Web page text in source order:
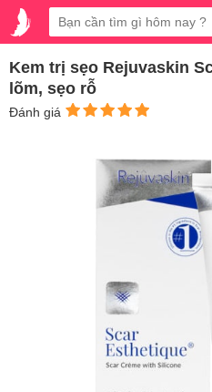
Kem trị sẹo Rejuvaskin
lõm, sẹo rỗ
Đánh giá